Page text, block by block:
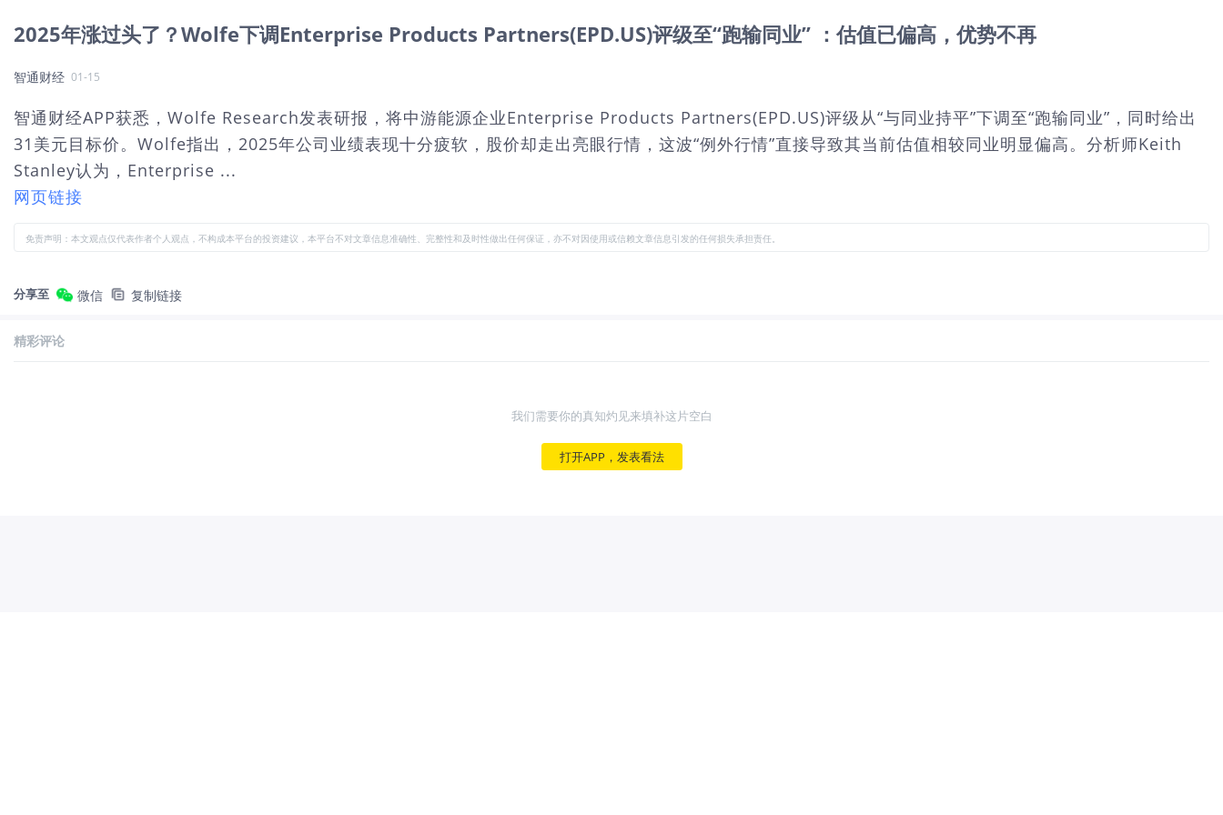
2025年涨过头了？Wolfe下调Enterprise Products Partners(EPD.US)评级至“跑输同业” ：估值已偏高，优势不再
智通财经 01-15
智通财经APP获悉，Wolfe Research发表研报，将中游能源企业Enterprise Products Partners(EPD.US)评级从“与同业持平”下调至“跑输同业”，同时给出
31美元目标价。Wolfe指出，2025年公司业绩表现十分疲软，股价却走出亮眼行情，这波“例外行情”直接导致其当前估值相较同业明显偏高。分析师Keith
Stanley认为，Enterprise ...
网页链接
免责声明：本文观点仅代表作者个人观点，不构成本平台的投资建议，本平台不对文章信息准确性、完整性和及时性做出任何保证，亦不对因使用或信赖文章信息引发的任何损失承担责任。
分享至 微信 复制链接
精彩评论
我们需要你的真知灼见来填补这片空白
打开APP，发表看法